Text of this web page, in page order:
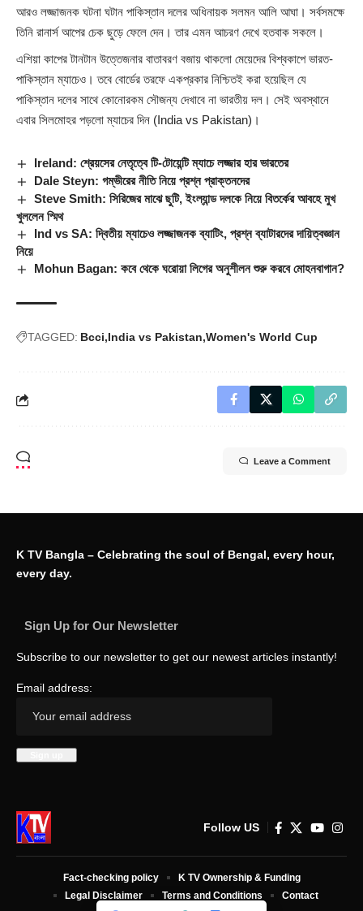
আরও লজ্জাজনক ঘটনা ঘটান পাকিস্তান দলের অধিনায়ক সলমন আলি আঘা। সর্বসমক্ষে
তিনি রানার্স আপের চেক ছুড়ে ফেলে দেন। তার এমন আচরণ দেখে হতবাক সকলে।
এশিয়া কাপের টানটান উত্তেজনার বাতাবরণ বজায় থাকলো মেয়েদের বিশ্বকাপে ভারত-
পাকিস্তান ম্যাচেও। তবে বোর্ডের তরফে একপ্রকার নিশ্চিতই করা হয়েছিল যে
পাকিস্তান দলের সাথে কোনোরকম সৌজন্য দেখাবে না ভারতীয় দল। সেই অবস্থানে
এবার সিলমোহর পড়লো ম্যাচের দিন (India vs Pakistan)।
Ireland: শ্রেয়সের নেতৃত্বে টি-টোয়েন্টি ম্যাচে লজ্জার হার ভারতের
Dale Steyn: গম্ভীরের নীতি নিয়ে প্রশ্ন প্রাক্তনদের
Steve Smith: সিরিজের মাঝে ছুটি, ইংল্যান্ড দলকে নিয়ে বিতর্কের আবহে মুখ
খুললেন স্মিথ
Ind vs SA: দ্বিতীয় ম্যাচেও লজ্জাজনক ব্যাটিং, প্রশ্ন ব্যাটারদের দায়িত্বজ্ঞান
নিয়ে
Mohun Bagan: কবে থেকে ঘরোয়া লিগের অনুশীলন শুরু করবে মোহনবাগান?
TAGGED: Bcci India vs Pakistan Women's World Cup
Leave a Comment
K TV Bangla – Celebrating the soul of Bengal, every hour,
every day.
Sign Up for Our Newsletter
Subscribe to our newsletter to get our newest articles instantly!
Email address:
Follow US
Fact-checking policy
K TV Ownership & Funding
Legal Disclaimer
Terms and Conditions Contact